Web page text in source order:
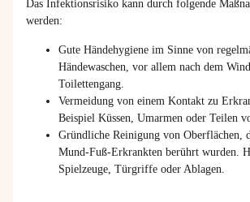
Das Infektionsrisiko kann durch folgende
werden:
Gute Händehygiene im Sinne von
Händewaschen, vor allem nach dem
Toilettengang.
Vermeidung von einem Kontakt zu
Beispiel Küssen, Umarmen oder Teilen
Gründliche Reinigung von Oberflächen,
Mund-Fuß-Erkrankten berührt wurden.
Spielzeuge, Türgriffe oder Ablagen.